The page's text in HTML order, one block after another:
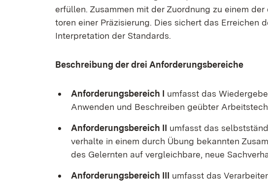
er­fül­len. Zu­sam­men mit der Zu­ord­nung zu ei­nem
to­ren ei­ner Prä­zi­sie­rung. Dies si­chert das Er­rei­chen
In­ter­pre­ta­ti­on der Stan­dards.
Be­schrei­bung der drei An­for­de­rungs­be­rei­che
An­for­de­rungs­be­reich I um­fasst das
An­wen­den und Be­schrei­ben ge­üb­ter
An­for­de­rungs­be­reich II um­fasst das
ver­hal­te in ei­nem durch Übung be­kann­ten
des Ge­lern­ten auf ver­gleich­ba­re, neue
An­for­de­rungs­be­reich III um­fasst das